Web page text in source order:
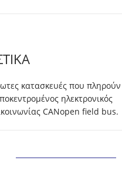
κατασκευές που πληρούν
ηλεκτρονικός
CANopen field bus.